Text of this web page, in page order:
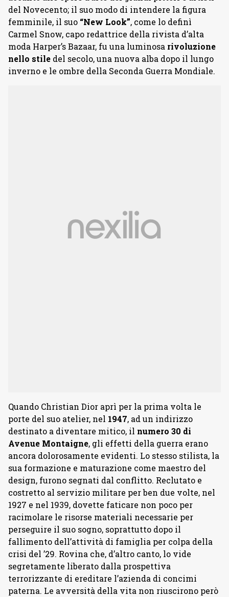
del Novecento; il suo modo di intendere la figura
femminile, il suo “New Look”, come lo definì
Carmel Snow, capo redattrice della rivista d’alta
moda Harper’s Bazaar, fu una luminosa rivoluzione
nello stile del secolo, una nuova alba dopo il lungo
inverno e le ombre della Seconda Guerra Mondiale.
Quando Christian Dior aprì per la prima volta le
porte del suo atelier, nel 1947, ad un indirizzo
destinato a diventare mitico, il numero 30 di
Avenue Montaigne, gli effetti della guerra erano
ancora dolorosamente evidenti. Lo stesso stilista, la
sua formazione e maturazione come maestro del
design, furono segnati dal conflitto. Reclutato e
costretto al servizio militare per ben due volte, nel
1927 e nel 1939, dovette faticare non poco per
racimolare le risorse materiali necessarie per
perseguire il suo sogno, soprattutto dopo il
fallimento dell’attività di famiglia per colpa della
crisi del ’29. Rovina che, d’altro canto, lo vide
segretamente liberato dalla prospettiva
terrorizzante di ereditare l’azienda di concimi
paterna. Le avversità della vita non riuscirono però